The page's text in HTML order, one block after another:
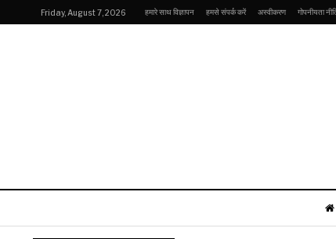
Friday, August 7, 2026 हमारे साथ विज्ञापन हमसे संपर्क करें अस्वीकरण गोपनीयता